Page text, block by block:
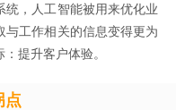
统，人工智能被用来优化业
与工作相关的信息变得更为
提升客户体验。
点